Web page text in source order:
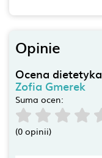
Opinie
Ocena dietetyka
Zofia Gmerek
Suma ocen:
(0 opinii)